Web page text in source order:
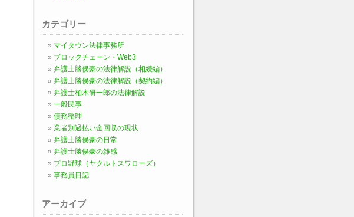
カテゴリー
マイタウン法律事務所
ブロックチェーン・Web3
弁護士勝俣豪の法律解説（相続編）
弁護士勝俣豪の法律解説（契約編）
弁護士柏木研一郎の法律解説
一般民事
債務整理
業者別過払い金回収の現状
弁護士勝俣豪の日常
弁護士勝俣豪の雑感
プロ野球（ヤクルトスワローズ）
事務員日記
アーカイブ